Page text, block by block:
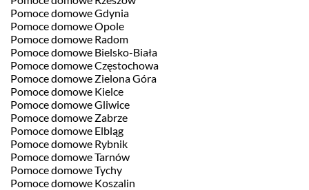
Pomoce domowe Gdynia
Pomoce domowe Opole
Pomoce domowe Radom
Pomoce domowe Bielsko-Biała
Pomoce domowe Częstochowa
Pomoce domowe Zielona Góra
Pomoce domowe Kielce
Pomoce domowe Gliwice
Pomoce domowe Zabrze
Pomoce domowe Elbląg
Pomoce domowe Rybnik
Pomoce domowe Tarnów
Pomoce domowe Tychy
Pomoce domowe Koszalin